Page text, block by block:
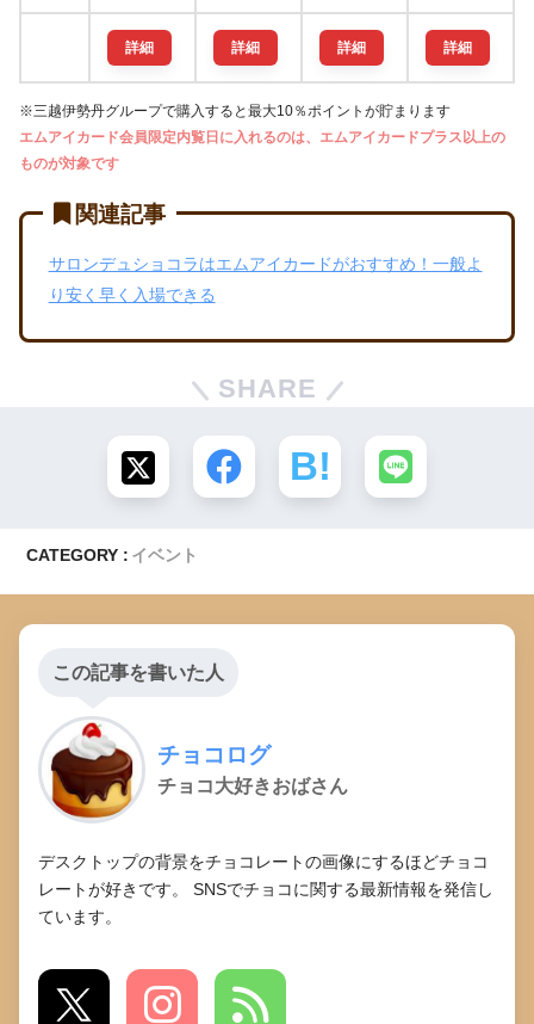
詳細 詳細 詳細 詳細
※三越伊勢丹グループで購入すると最大10％ポイントが貯まります
エムアイカード会員限定内覧日に入れるのは、エムアイカードプラス以上の
ものが対象です
関連記事
サロンデュショコラはエムアイカードがおすすめ！一般よ
り安く早く入場できる
SHARE
CATEGORY : イベント
この記事を書いた人
チョコログ
チョコ大好きおばさん
デスクトップの背景をチョコレートの画像にするほどチョコ
レートが好きです。 SNSでチョコに関する最新情報を発信し
ています。